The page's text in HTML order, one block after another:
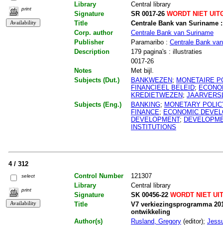
print
Library
Central library
Signature
SR 0017-26WORDT NIET
Title
Centrale Bank van Suriname
Corp. author
Centrale Bank van Suriname
Publisher
Paramaribo : Centrale Bank
Description
179 pagina's : illustraties
0017-26
Notes
Met bijl.
Subjects (Dut.)
BANKWEZEN; MONETAIRE
FINANCIEEL BELEID;
KREDIETWEZEN;
Subjects (Eng.)
BANKING; MONETARY
FINANCE; ECONOMIC
DEVELOPMENT;
INSTITUTIONS
4 / 312
select
print
Control Number
121307
Library
Central library
Signature
SK 00456-22WORDT NIET
Title
V7 verkiezingsprogramma
ontwikkeling
Author(s)
Rusland, Gregory(editor);